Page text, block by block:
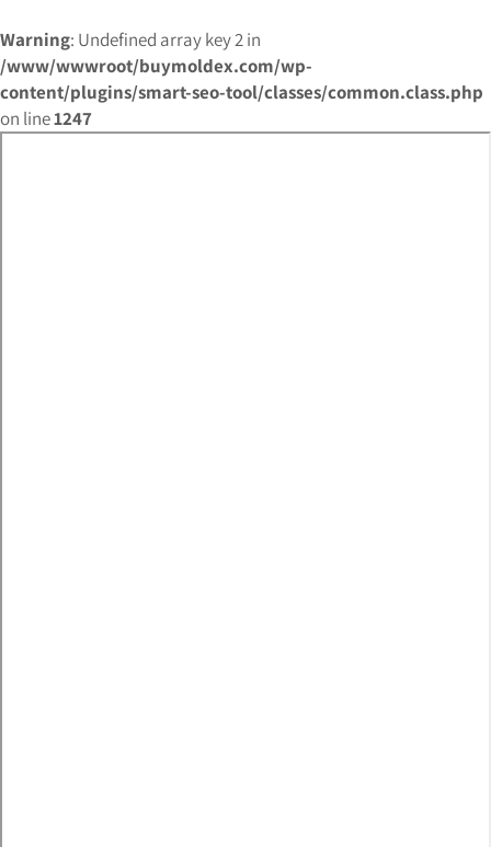
Warning: Undefined array key 2 in
/www/wwwroot/buymoldex.com/wp-
content/plugins/smart-seo-tool/classes/common.class.php
on line1247